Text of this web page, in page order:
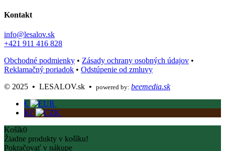
Kontakt
info@lesalov.sk
+421 911 416 828
Obchodné podmienky • Zásady ochrany osobných údajov •
Reklamačný poriadok • Odstúpenie od zmluvy
©️ 2025 • LESALOV.sk • powered by: beemedia.sk
€
Kč
Košík0
Žiadne produkty v košíku!
Pokračovať v nákupe